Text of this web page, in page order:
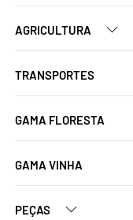
AGRICULTURA
TRANSPORTES
GAMA FLORESTA
GAMA VINHA
PEÇAS